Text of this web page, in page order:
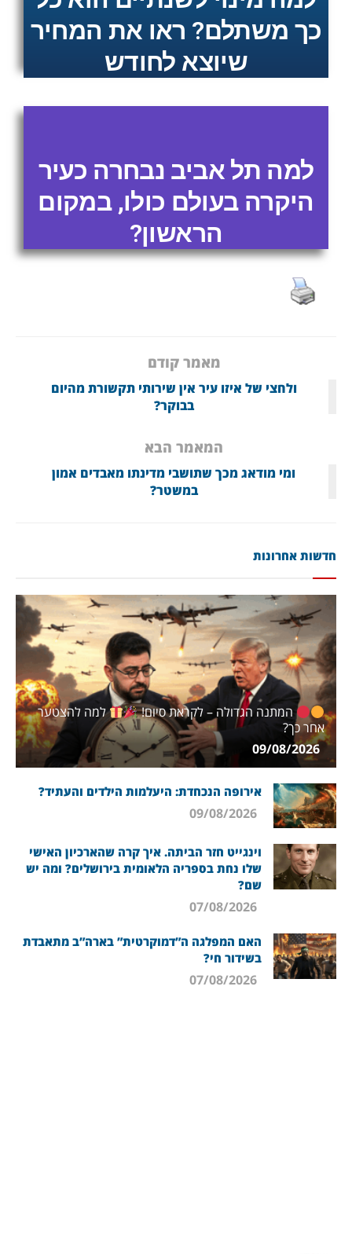
כך משתלם? ראו את המחיר
שיוצא לחודש
למה תל אביב נבחרה כעיר
היקרה בעולם כולו, במקום
הראשון?
מאמר קודם
ולחצי של איזו עיר אין שירותי תקשורת מהיום
בבוקר?
המאמר הבא
ומי מודאג מכך שתושבי מדינתו מאבדים אמון
במשטר?
חדשות אחרונות
המתנה הגדולה – לקראת סיום!
למה להצטער
אחר כך?
אירופה הנכחדת: היעלמות הילדים והעתיד?
וינגייט חזר הביתה. איך קרה שהארכיון האישי
שלו נחת בספריה הלאומית בירושלים? ומה יש
שם?
האם המפלגה ה”דמוקרטית” בארה”ב מתאבדת
בשידור חי?